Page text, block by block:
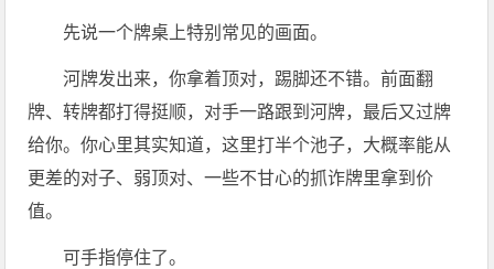
先说一个牌桌上特别常见的画面。
河牌发出来，你拿着顶对，踢脚还不错。前面翻
牌、转牌都打得挺顺，对手一路跟到河牌，最后又过牌
给你。你心里其实知道，这里打半个池子，大概率能从
更差的对子、弱顶对、一些不甘心的抓诈牌里拿到价
值。
可手指停住了。